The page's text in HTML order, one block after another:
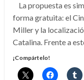
La propuesta es
forma gratuita: el
Miller y la
Catalina. Frente a
¡Compártelo!